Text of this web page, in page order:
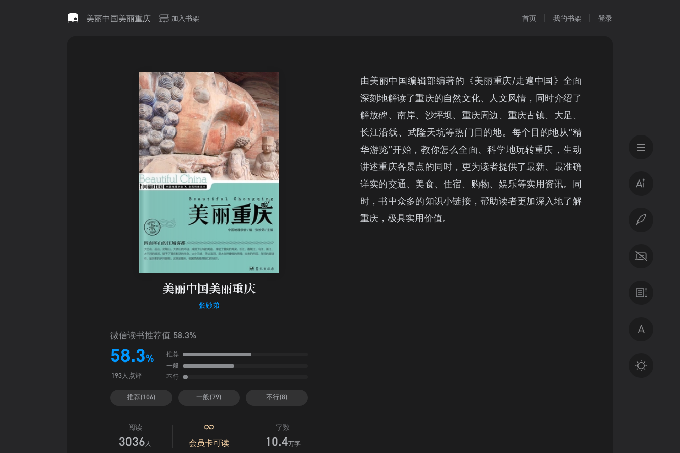
美丽中国美丽重庆 加入书架 首页 我的书架 登录
美丽中国美丽重庆
张妙弟
微信读书推荐值 58.3%
58.3%
193人点评
推荐
一般
不行
推荐(106) 一般(79) 不行(8)
阅读
3036 人 会员卡可读
字数
10.4万字
由美丽中国编辑部编著的《美丽重庆/走遍中国》全面
深刻地解读了重庆的自然文化、人文风情，同时介绍了
解放碑、南岸、沙坪坝、重庆周边、重庆古镇、大足、
长江沿线、武隆天坑等热门目的地。每个目的地从“精
华游览”开始，教你怎么全面、科学地玩转重庆，生动
讲述重庆各景点的同时，更为读者提供了最新、最准确
详实的交通、美食、住宿、购物、娱乐等实用资讯。同
时，书中众多的知识小链接，帮助读者更加深入地了解
重庆，极具实用价值。